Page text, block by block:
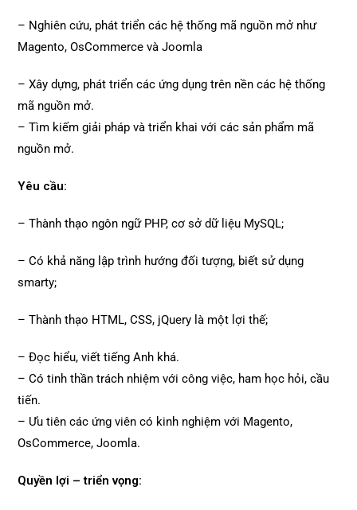
– Nghiên cứu, phát triển các hệ thống mã nguồn mở như
Magento, OsCommerce và Joomla
– Xây dựng, phát triển các ứng dụng trên nền các hệ thống
mã nguồn mở.
– Tìm kiếm giải pháp và triển khai với các sản phẩm mã
nguồn mở.
Yêu cầu:
– Thành thạo ngôn ngữ PHP, cơ sở dữ liệu MySQL;
– Có khả năng lập trình hướng đối tượng, biết sử dụng
smarty;
– Thành thạo HTML, CSS, jQuery là một lợi thế;
– Đọc hiểu, viết tiếng Anh khá.
– Có tinh thần trách nhiệm với công việc, ham học hỏi, cầu
tiến.
– Ưu tiên các ứng viên có kinh nghiệm với Magento,
OsCommerce, Joomla.
Quyền lợi – triển vọng: